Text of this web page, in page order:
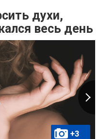
духи,
весь день
+3